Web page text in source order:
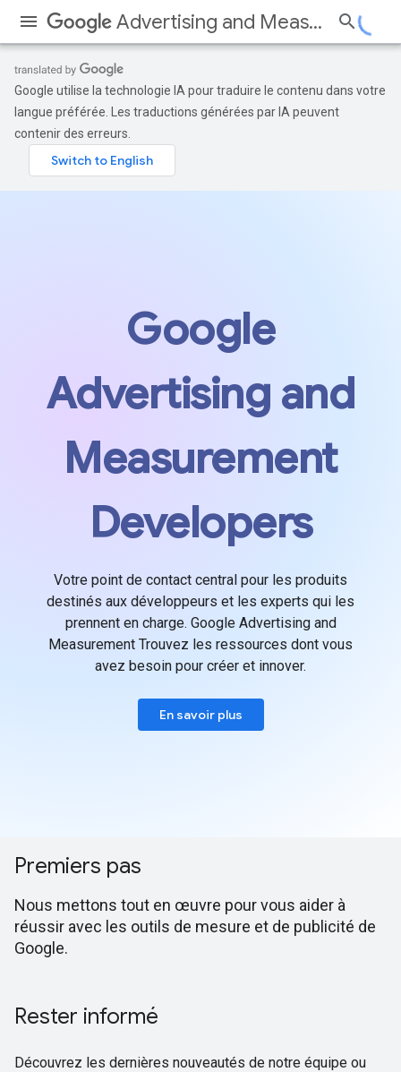
Advertising and Measurement
Google utilise la technologie IA pour traduire le contenu dans votre
langue préférée. Les traductions générées par IA peuvent
contenir des erreurs.
Google
Advertising and
Measurement
Developers
Votre point de contact central pour les produits
destinés aux développeurs et les experts qui les
prennent en charge. Google Advertising and
Measurement Trouvez les ressources dont vous
avez besoin pour créer et innover.
En savoir plus
Premiers pas
Nous mettons tout en œuvre pour vous aider à
réussir avec les outils de mesure et de publicité de
Google.
Rester informé
Découvrez les dernières nouveautés de notre équipe ou